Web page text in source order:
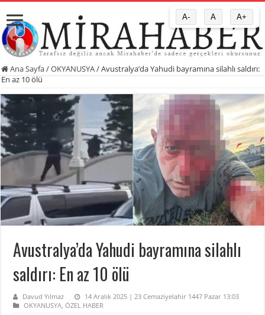
Ana Sayfa/OKYANUSYA/Avustralya’da Yahudi bayramına silahlı saldırı:
En az 10 ölü
Avustralya’da Yahudi bayramına silahlı
saldırı: En az 10 ölü
Davud Yılmaz
14 Aralık 2025 | 23 Cemaziyelahir 1447 Pazar 13:03
OKYANUSYA,ÖZEL HABER
A- A A+